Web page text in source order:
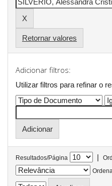
Retornar valores
Adicionar filtros:
Utilizar filtros para refinar o
Resultados/Página |